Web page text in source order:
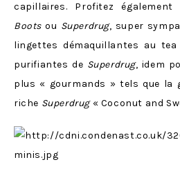
capillaires. Profitez
Boots ou Superdrug, super
lingettes démaquillantes au
purifiantes de Superdrug, idem
plus « gourmands » tels que la
riche Superdrug« Coconut and